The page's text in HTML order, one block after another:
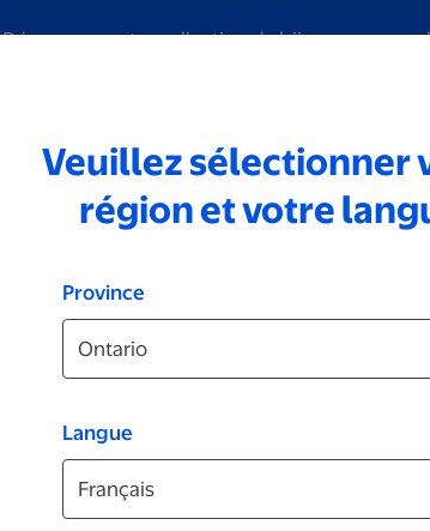
Découvrez notre collection de bijoux
Numérisation MarquesPhotos d'identité
Veuillez sélectionner
région et votre
Province
Langue